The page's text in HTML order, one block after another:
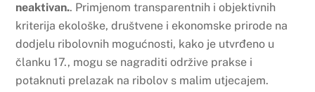
neaktivan.. Primjenom transparentnih i objektivnih
kriterija ekološke, društvene i ekonomske prirode na
dodjelu ribolovnih mogućnosti, kako je utvrđeno u
članku 17., mogu se nagraditi održive prakse i
potaknuti prelazak na ribolov s malim utjecajem.